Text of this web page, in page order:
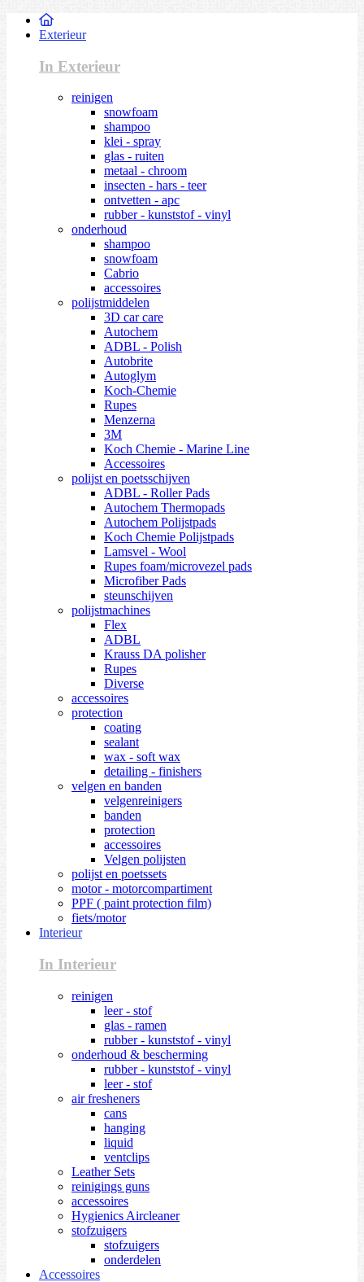
Exterieur
In Exterieur
reinigen
snowfoam
shampoo
klei - spray
glas - ruiten
metaal - chroom
insecten - hars - teer
ontvetten - apc
rubber - kunststof - vinyl
onderhoud
shampoo
snowfoam
Cabrio
accessoires
polijstmiddelen
3D car care
Autochem
ADBL - Polish
Autobrite
Autoglym
Koch-Chemie
Rupes
Menzerna
3M
Koch Chemie - Marine Line
Accessoires
polijst en poetsschijven
ADBL - Roller Pads
Autochem Thermopads
Autochem Polijstpads
Koch Chemie Polijstpads
Lamsvel - Wool
Rupes foam/microvezel pads
Microfiber Pads
steunschijven
polijstmachines
Flex
ADBL
Krauss DA polisher
Rupes
Diverse
accessoires
protection
coating
sealant
wax - soft wax
detailing - finishers
velgen en banden
velgenreinigers
banden
protection
accessoires
Velgen polijsten
polijst en poetssets
motor - motorcompartiment
PPF ( paint protection film)
fiets/motor
Interieur
In Interieur
reinigen
leer - stof
glas - ramen
rubber - kunststof - vinyl
onderhoud & bescherming
rubber - kunststof - vinyl
leer - stof
air fresheners
cans
hanging
liquid
ventclips
Leather Sets
reinigings guns
accessoires
Hygienics Aircleaner
stofzuigers
stofzuigers
onderdelen
Accessoires